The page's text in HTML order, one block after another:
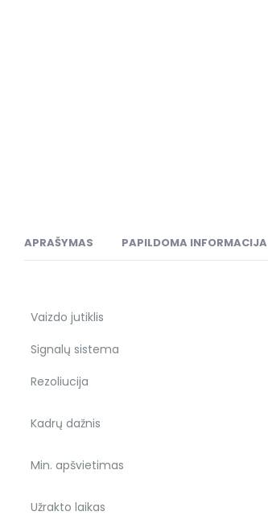
APRAŠYMAS PAPILDOMA INFORMACIJA
Vaizdo jutiklis
Signalų sistema
Rezoliucija
Kadrų dažnis
Min. apšvietimas
Užrakto laikas